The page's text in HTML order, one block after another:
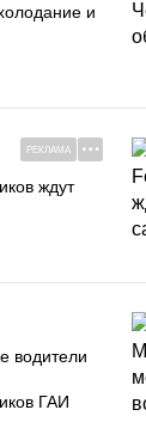
и
РЕКЛАМА
ждут
водители
ГАИ